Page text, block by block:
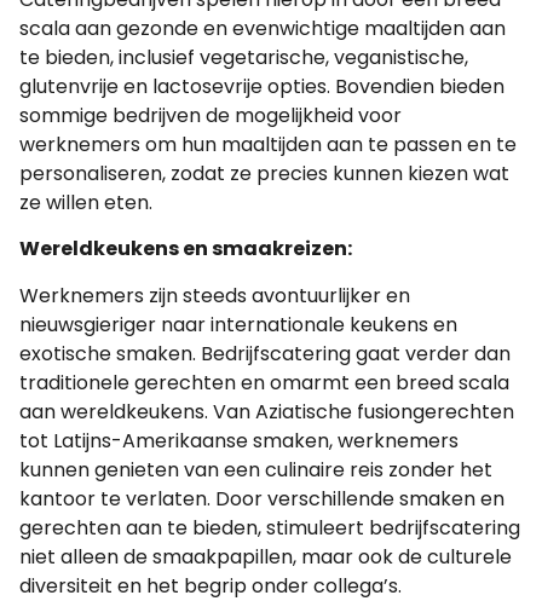
scala aan gezonde en evenwichtige maaltijden aan
te bieden, inclusief vegetarische, veganistische,
glutenvrije en lactosevrije opties. Bovendien bieden
sommige bedrijven de mogelijkheid voor
werknemers om hun maaltijden aan te passen en te
personaliseren, zodat ze precies kunnen kiezen wat
ze willen eten.
Wereldkeukens en smaakreizen:
Werknemers zijn steeds avontuurlijker en
nieuwsgieriger naar internationale keukens en
exotische smaken. Bedrijfscatering gaat verder dan
traditionele gerechten en omarmt een breed scala
aan wereldkeukens. Van Aziatische fusiongerechten
tot Latijns-Amerikaanse smaken, werknemers
kunnen genieten van een culinaire reis zonder het
kantoor te verlaten. Door verschillende smaken en
gerechten aan te bieden, stimuleert bedrijfscatering
niet alleen de smaakpapillen, maar ook de culturele
diversiteit en het begrip onder collega’s.